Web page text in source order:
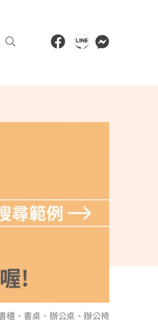
櫃、書桌、辦公桌、辦公椅